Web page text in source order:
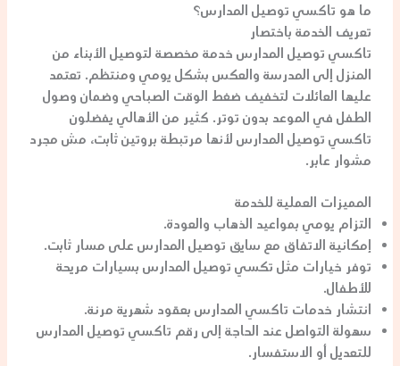
ما هو تاكسي توصيل المدارس؟
تعريف الخدمة باختصار
تاكسي توصيل المدارسخدمة مخصصة لتوصيل الأبناء من
المنزل إلى المدرسة والعكس بشكل يومي ومنتظم. تعتمد
عليها العائلات لتخفيف ضغط الوقت الصباحي وضمان وصول
الطفل في الموعد بدون توتر. كثير من الأهالي يفضلون
تاكسي توصيل المدارسلأنها مرتبطة بروتين ثابت، مش مجرد
مشوار عابر.
المميزات العملية للخدمة
التزام يومي بمواعيد الذهاب والعودة.
إمكانية الاتفاق مع سايق توصيل المدارسعلى مسار ثابت.
توفر خيارات مثل تكسي توصيل المدارسبسيارات مريحة
للأطفال.
انتشار خدمات تاكسي المدارسبعقود شهرية مرنة.
سهولة التواصل عند الحاجة إلى رقم تاكسي توصيل المدارس
للتعديل أو الاستفسار.